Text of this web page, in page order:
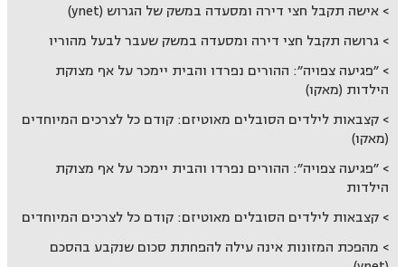
אישה תקבל חצי דירה ומסעדה במשק של הגרוש (ynet)
גרושה תקבל חצי דירה ומסעדה במשק שעבר לבעל מהוריו
״פגיעה צפויה״: ההורים נפרדו והבית יימכר על אף מצוקת
הילדות (מאקו)
קצבאות לילדים הסובלים מאוטיזם: קודם כל לצרכים המיוחדים
(מאקו)
״פגיעה צפויה״: ההורים נפרדו והבית יימכר על אף מצוקת
הילדות
קצבאות לילדים הסובלים מאוטיזם: קודם כל לצרכים המיוחדים
מהפכת המזונות אינה עילה להפחתת סכום שנקבע בהסכם